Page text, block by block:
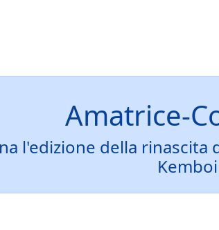
Amatrice-
l'edizione della
Kemboi